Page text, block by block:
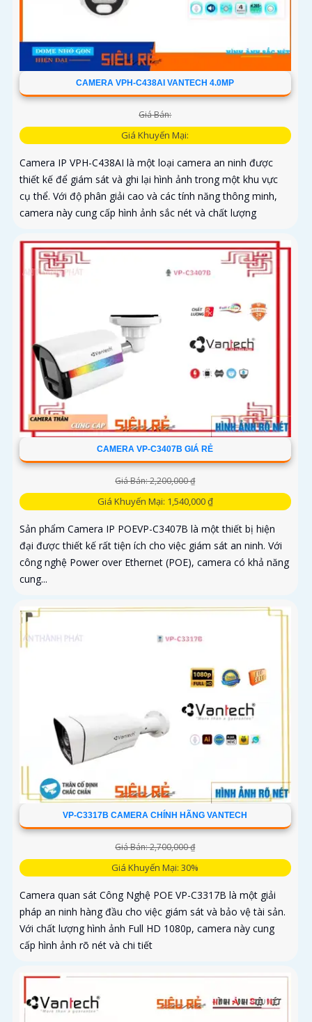
CAMERA VPH-C438AI VANTECH 4.0MP
Giá Bán:
Giá Khuyến Mại:
Camera IP VPH-C438AI là một loại camera an ninh được
thiết kế để giám sát và ghi lại hình ảnh trong một khu vực
cụ thể. Với độ phân giải cao và các tính năng thông minh,
camera này cung cấp hình ảnh sắc nét và chất lượng
CAMERA VP-C3407B GIÁ RẺ
Giá Bán: 2,200,000 ₫
Giá Khuyến Mại: 1,540,000 ₫
Sản phẩm Camera IP POEVP-C3407B là một thiết bị hiện
đại được thiết kế rất tiện ích cho việc giám sát an ninh. Với
công nghệ Power over Ethernet (POE), camera có khả năng
cung...
VP-C3317B CAMERA CHÍNH HÃNG VANTECH
Giá Bán: 2,700,000 ₫
Giá Khuyến Mại: 30%
Camera quan sát Công Nghệ POE VP-C3317B là một giải
pháp an ninh hàng đầu cho việc giám sát và bảo vệ tài sản.
Với chất lượng hình ảnh Full HD 1080p, camera này cung
cấp hình ảnh rõ nét và chi tiết